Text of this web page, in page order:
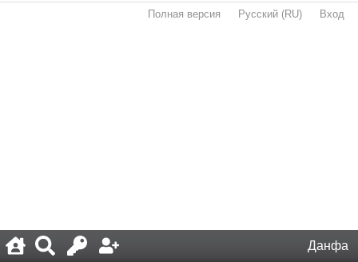
Данфа
Полная версия Русский (RU) Вход